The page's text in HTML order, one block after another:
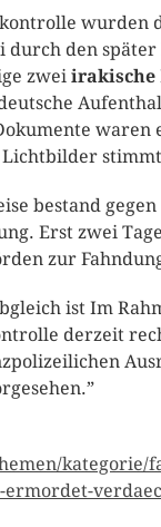
wurden
durch den
zwei irakische
bestand
Erst zwei
zur
ist Im
derzeit
kategorie/